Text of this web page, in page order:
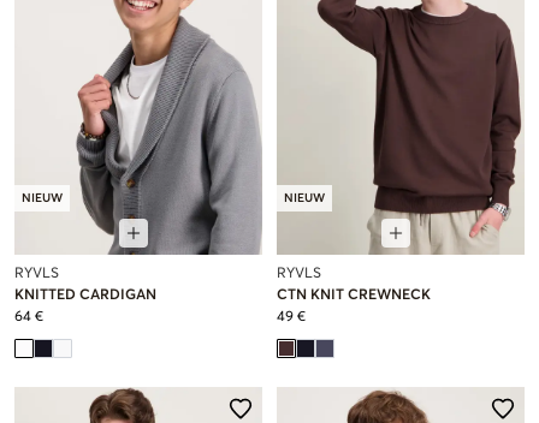
NIEUW
RYVLS
KNITTED CARDIGAN
64 €
NIEUW
RYVLS
CTN KNIT CREWNECK
49 €